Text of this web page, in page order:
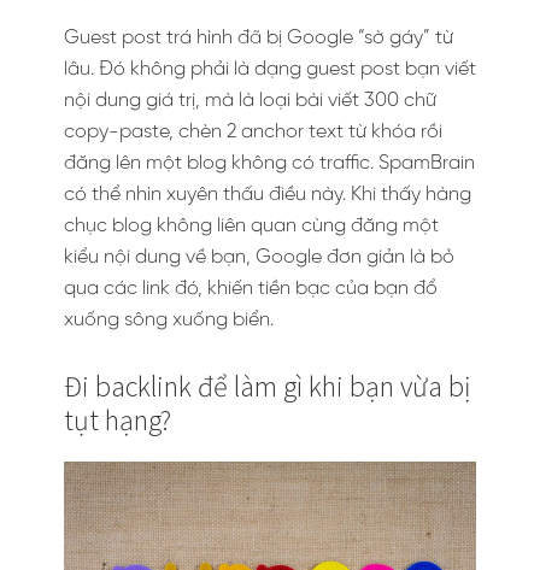
Guest post trá hình đã bị Google “sờ gáy” từ
lâu. Đó không phải là dạng guest post bạn viết
nội dung giá trị, mà là loại bài viết 300 chữ
copy-paste, chèn 2 anchor text từ khóa rồi
đăng lên một blog không có traffic. SpamBrain
có thể nhìn xuyên thấu điều này. Khi thấy hàng
chục blog không liên quan cùng đăng một
kiểu nội dung về bạn, Google đơn giản là bỏ
qua các link đó, khiến tiền bạc của bạn đổ
xuống sông xuống biển.
Đi backlink để làm gì khi bạn vừa bị
tụt hạng?